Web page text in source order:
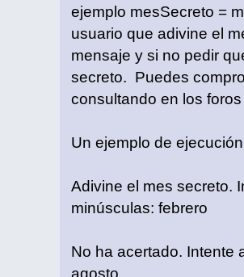
ejemplo mesSecreto =
usuario que adivine el
mensaje y si no pedir
secreto. Puedes
consultando en los
Un ejemplo de
Adivine el mes secreto.
minúsculas: febrero
No ha acertado. Intente